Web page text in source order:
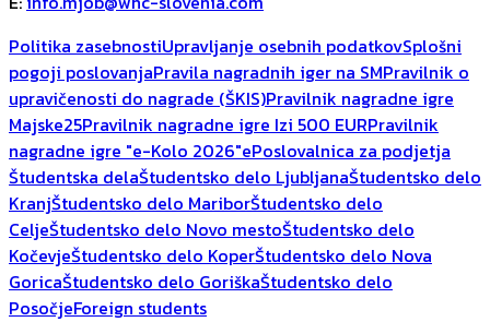
Politika zasebnostiUpravljanje osebnih podatkovSplošni
pogoji poslovanjaPravila nagradnih iger na SMPravilnik o
upravičenosti do nagrade (ŠKIS)Pravilnik nagradne igre
Majske25Pravilnik nagradne igre Izi 500 EURPravilnik
nagradne igre "e-Kolo 2026"ePoslovalnica za podjetja
Študentska delaŠtudentsko delo LjubljanaŠtudentsko delo
KranjŠtudentsko delo MariborŠtudentsko delo
CeljeŠtudentsko delo Novo mestoŠtudentsko delo
KočevjeŠtudentsko delo KoperŠtudentsko delo Nova
GoricaŠtudentsko delo GoriškaŠtudentsko delo
PosočjeForeign students